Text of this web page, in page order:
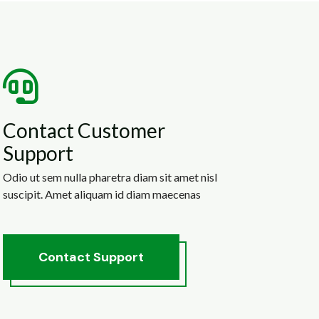
Contact Customer
Support
Odio ut sem nulla pharetra diam sit amet nisl
suscipit. Amet aliquam id diam maecenas
Contact Support